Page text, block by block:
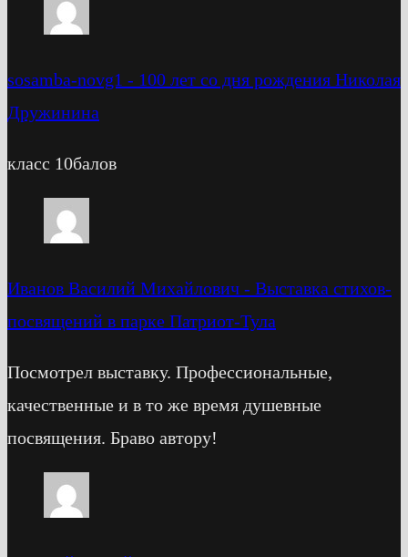
sosamba-novg1 - 100 лет со дня рождения Николая
Дружинина
класс 10балов
Иванов Василий Михайлович - Выставка стихов-
посвящений в парке Патриот-Тула
Посмотрел выставку. Профессиональные,
качественные и в то же время душевные
посвящения. Браво автору!